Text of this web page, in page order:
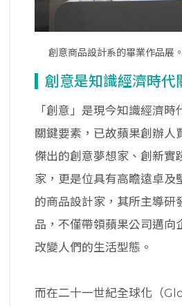
創意商品設計系的畢業作品展
創意是知識經濟時代
「創意」是現今知識經濟
關鍵要素，已故蘋果創辦人
傑出的創意夢想家、創新實
家，更是位具有高瞻遠卓及
的商品設計家，其所主導研
品，不僅帶領蘋果公司邁向
改變人們的生活型態。
而在二十一世紀全球化（